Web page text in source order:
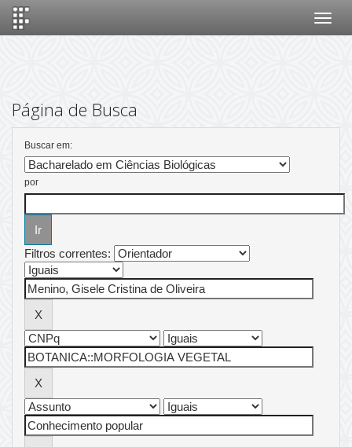
Página de Busca
Buscar em:
por
Filtros correntes: